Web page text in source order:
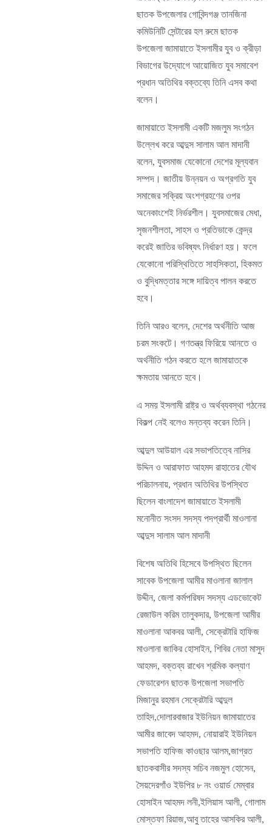
ছাতক উপজেলার গোবিন্দগঞ্জ তানজিনা
কমিউনিটি সেন্টারের হল রুমে ছাতক
উপজেলা জামায়াতে ইসলামীর যুব ও ক্রীড়া
বিভাগের উদ্যোগে আয়োজিত যুব সমাবেশ
প্রধান অতিথির বক্তব্যে তিনি এসব কথা
বলেন।
জামায়াতে ইসলামী একটি মজলুম সংগঠন
উল্লেখ করে আব্দুস সালাম আল মাদানী
বলেন, যুবসমাজ যেকোনো দেশের মূল্যবান
সম্পদ। জাতীয় উন্নয়ন ও অগ্রগতি যুব
সমাজের সক্রিয় অংশগ্রহণের ওপর
অনেকাংশেই নির্ভরশীল। যুবসমাজের মেধা,
সৃজনশীলতা, সাহস ও প্রতিভাকে কেন্দ্র
করেই জাতির ভবিষ্যৎ নির্ধারণ হয়। ফলে
যেকোনো পরিস্থিতিতে সাহসিকতা, হিকমত
ও বুদ্ধিমত্তার সঙ্গে দায়িত্ব পালন করতে
হবে।
তিনি আরও বলেন, দেশের অর্থনীতি আজ
চরম সংকটে। গণতন্ত্র ফিরিয়ে আনতে ও
অর্থনীতি গঠন করতে হলে জামায়াতকে
ক্ষমতায় আনতে হবে।
এ সময় ইসলামী রাষ্ট্র ও অর্থব্যবস্থা গঠনের
বিকল্প নেই বলেও মন্তব্য করেন তিনি।
আব্দুল আউয়াল এর সভাপতিত্বে নাসির
উদ্দিন ও আরাফাত আহমদ রাহাতের যৌথ
পরিচালনায়, প্রধান অতিথির উপস্থিত
ছিলেন বাংলাদেশ জামায়াতে ইসলামী
মনোনীত সংসদ সদস্য পদপ্রার্থী মাওলানা
আব্দুস সালাম আল মাদানী
বিশেষ অতিথি হিসেবে উপস্থিত ছিলেন
সাবেক উপজেলা আমীর মাওলানা জালাল
উদ্দীন, জেলা কর্মপরিষদ সদস্য এডভোকেট
রেজাউল করিম তালুকদার, উপজেলা আমীর
মাওলানা আকবর আলী, সেক্রেটারি হাফিজ
মাওলানা জাকির হোসাইন, শিবির নেতা মাসুদ
আহমদ, বক্তব্য রাখেন শ্রমিক কল্যাণ
ফেডারেশন ছাতক উপজেলা সভাপতি
মিজানুর রহমান সেক্রেটারি আব্দুল
তাহিদ,দোলারবাজার ইউনিয়ন জামায়াতের
আমীর জাবেদ আহমদ, নোয়ারাই ইউনিয়ন
সভাপতি হাফিজ কাওছার আলম,জাগ্রত
ছাতকবাসীর সদস্য সচিব নজমুল হোসেন,
সৈয়দেরগাঁও ইউপির ৮ নং ওয়ার্ড মেম্বার
হোসাইন আহমদ লনী,ইলিয়াস আলী, গোলাম
মোস্তফা রিয়াজ,আবু তাহের আসকির আলী,